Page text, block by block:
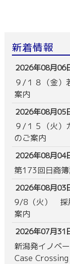
新着情報
2026年08月06
９/１８（金）
案内
2026年08月05
９/１５（火）
のご案内
2026年08月04
第173回日商
2026年08月03
9/8（火） 採
案内
2026年07月31
新潟発イノベ
Case